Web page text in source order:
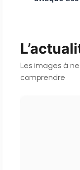
Les images à
comprendre